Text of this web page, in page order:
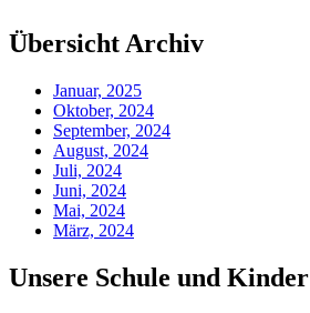
Übersicht Archiv
Januar, 2025
Oktober, 2024
September, 2024
August, 2024
Juli, 2024
Juni, 2024
Mai, 2024
März, 2024
Unsere Schule und Kinder